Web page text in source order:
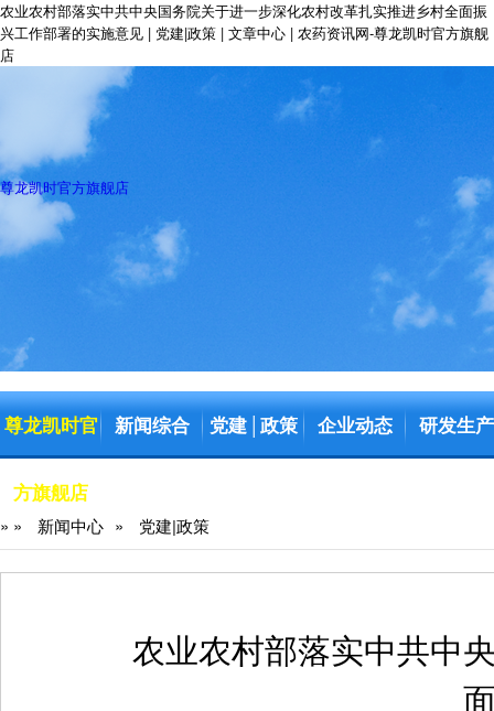
农业农村部落实中共中央国务院关于进一步深化农村改革扎实推进乡村全面振
兴工作部署的实施意见 | 党建|政策 | 文章中心 | 农药资讯网-尊龙凯时官方旗舰
店
尊龙凯时官方旗舰店
尊龙凯时官
方旗舰店
新闻综合 党建 政策 企业动态 研发生产
» » 新闻中心 » 党建|政策
农业农村部落实中共中